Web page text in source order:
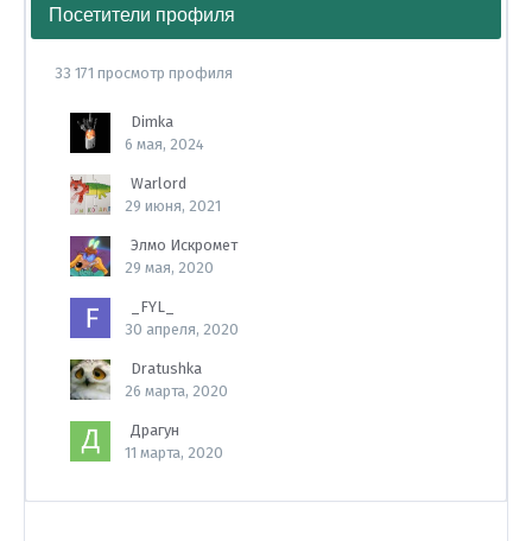
Посетители профиля
33 171 просмотр профиля
Dimka
6 мая, 2024
Warlord
29 июня, 2021
Элмо Искромет
29 мая, 2020
_FYL_
30 апреля, 2020
Dratushka
26 марта, 2020
Драгун
11 марта, 2020